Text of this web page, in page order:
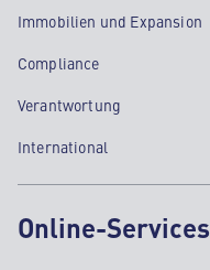
Immobilien und Expansion
Compliance
Verantwortung
International
Online-Services